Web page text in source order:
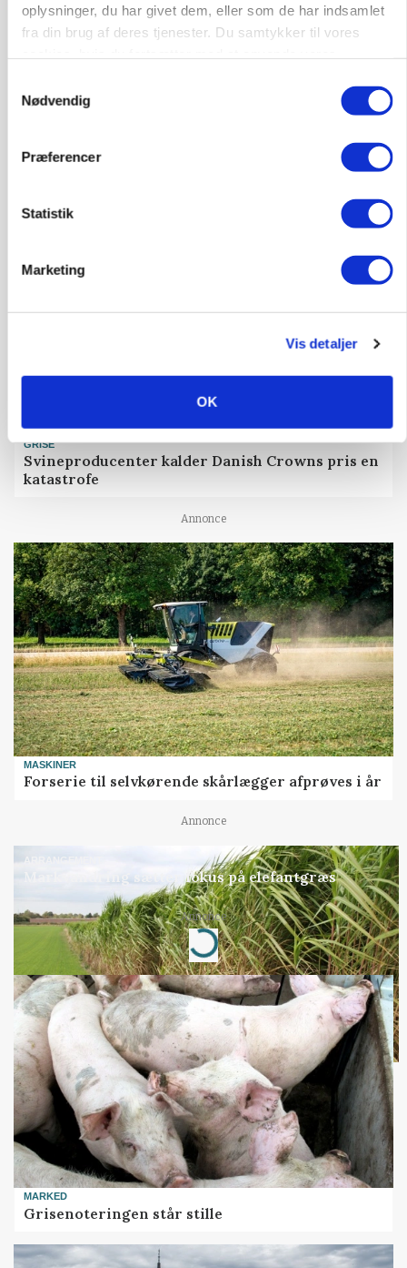
oplysninger, du har givet dem, eller som de har indsamlet
fra din brug af deres tjenester. Du samtykker til vores
Nødvendig
Præferencer
Statistik
Marketing
Vis detaljer
OK
På døgnvagt i høsten
GRISE
Svineproducenter kalder Danish Crowns pris en
katastrofe
Annonce
MASKINER
Forserie til selvkørende skårlægger afprøves i år
Annonce
ARRANGEMENT
Markvandring sætter fokus på elefantgræs
Annonce
Loading...
MARKED
Grisenoteringen står stille